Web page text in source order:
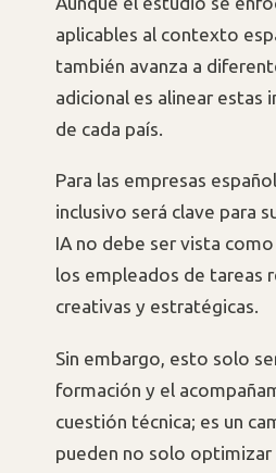
aplicables al contexto
también avanza a
adicional es alinear estas
de cada país.
Para las empresas
inclusivo será clave para
IA no debe ser vista
los empleados de tareas
creativas y estratégicas.
Sin embargo, esto solo
formación y el
cuestión técnica; es un
pueden no solo optimizar